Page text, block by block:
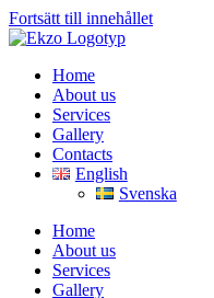
Fortsätt till innehållet
Home
About us
Services
Gallery
Contacts
English
Svenska
Home
About us
Services
Gallery